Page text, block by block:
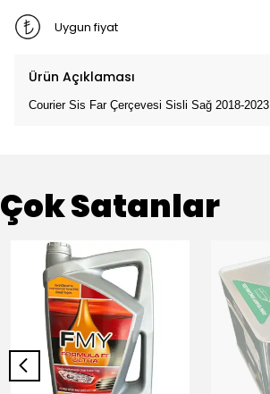
Uygun fiyat
Ürün Açıklaması
Courier Sis Far Çerçevesi Sisli Sağ 2018-2023
Çok Satanlar